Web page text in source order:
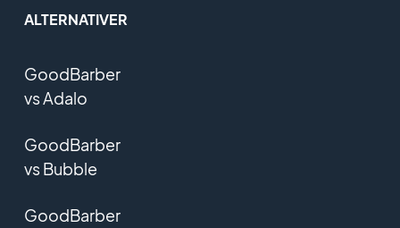
ALTERNATIVER
GoodBarber
vs Adalo
GoodBarber
vs Bubble
GoodBarber